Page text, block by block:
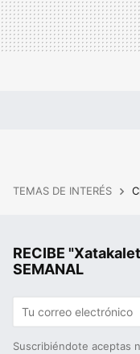
TEMAS DE INTERÉS
RECIBE
SEMANAL
Suscribiéndote aceptas